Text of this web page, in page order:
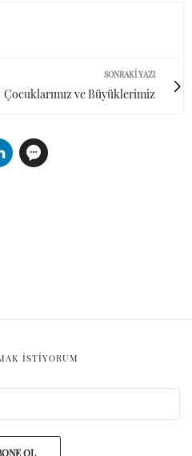
SONRAKI YAZI
Çocuklarımız ve Büyüklerimiz
ISTIYORUM
OL